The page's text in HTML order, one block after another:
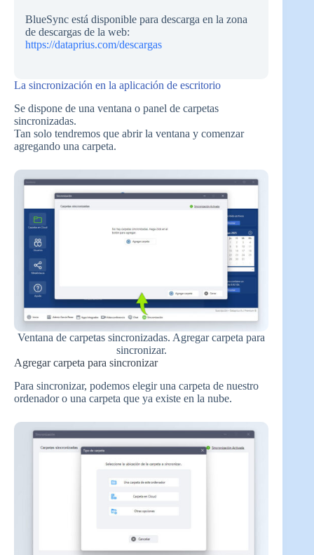
BlueSync está disponible para descarga en la zona
de descargas de la web:
https://dataprius.com/descargas
La sincronización en la aplicación de escritorio
Se dispone de una ventana o panel de carpetas
sincronizadas.
Tan solo tendremos que abrir la ventana y comenzar
agregando una carpeta.
Ventana de carpetas sincronizadas. Agregar carpeta para
sincronizar.
Agregar carpeta para sincronizar
Para sincronizar, podemos elegir una carpeta de nuestro
ordenador o una carpeta que ya existe en la nube.